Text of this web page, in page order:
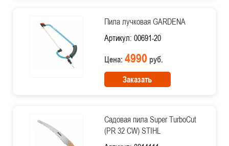
Пила лучковая GARDENA
Артикул: 00691-20
Цена: 4990 руб.
Заказать
Садовая пила Super TurboCut
(PR 32 CW) STIHL